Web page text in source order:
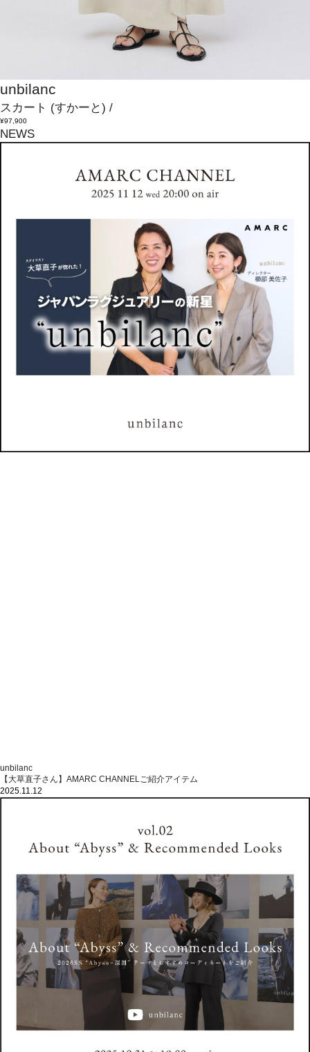
unbilanc
スカート (すかーと) /
¥97,900
NEWS
unbilanc
【大草直子さん】AMARC CHANNELご紹介アイテム
2025.11.12